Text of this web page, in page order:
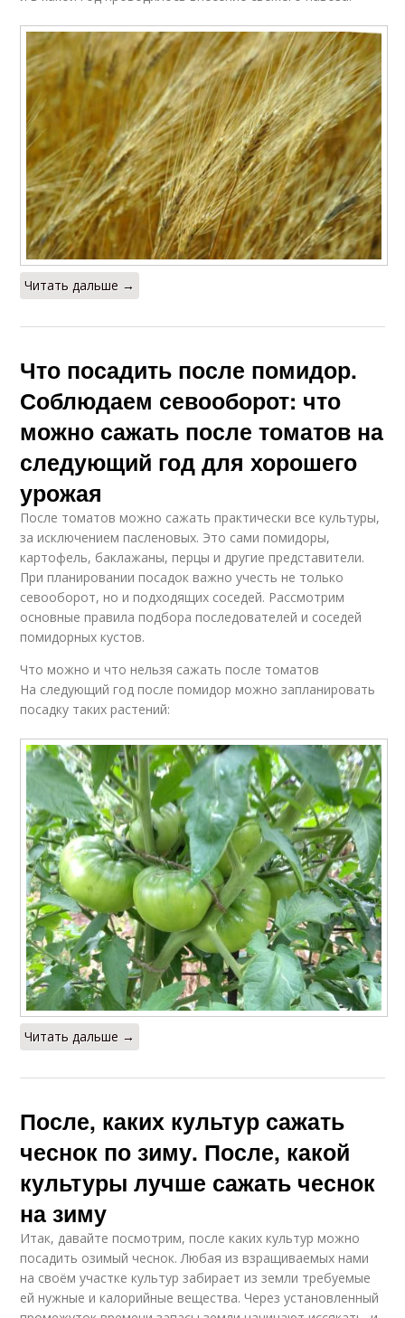
Читать дальше →
Что посадить после помидор.
Соблюдаем севооборот: что
можно сажать после томатов на
следующий год для хорошего
урожая
После томатов можно сажать практически все культуры,
за исключением пасленовых. Это сами помидоры,
картофель, баклажаны, перцы и другие представители.
При планировании посадок важно учесть не только
севооборот, но и подходящих соседей. Рассмотрим
основные правила подбора последователей и соседей
помидорных кустов.
Что можно и что нельзя сажать после томатов
На следующий год после помидор можно запланировать
посадку таких растений:
Читать дальше →
После, каких культур сажать
чеснок по зиму. После, какой
культуры лучше сажать чеснок
на зиму
Итак, давайте посмотрим, после каких культур можно
посадить озимый чеснок. Любая из взращиваемых нами
на своём участке культур забирает из земли требуемые
ей нужные и калорийные вещества. Через установленный